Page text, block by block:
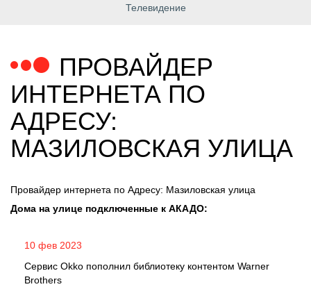
Телевидение
ПРОВАЙДЕР
ИНТЕРНЕТА ПО
АДРЕСУ:
МАЗИЛОВСКАЯ УЛИЦА
Провайдер интернета по Адресу: Мазиловская улица
Дома на улице подключенные к АКАДО:
10 фев 2023
Сервис Okko пополнил библиотеку контентом Warner
Brothers